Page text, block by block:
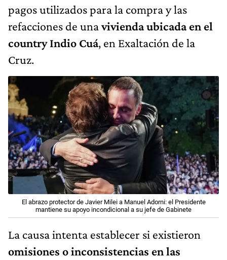
pagos utilizados para la compra y las
refacciones de unavivienda ubicada en el
country Indio Cuá, en Exaltación de la
Cruz.
El abrazo protector de Javier Milei a Manuel Adorni: el Presidente
mantiene su apoyo incondicional a su jefe de Gabinete
La causa intenta establecer si existieron
omisiones o inconsistencias en las